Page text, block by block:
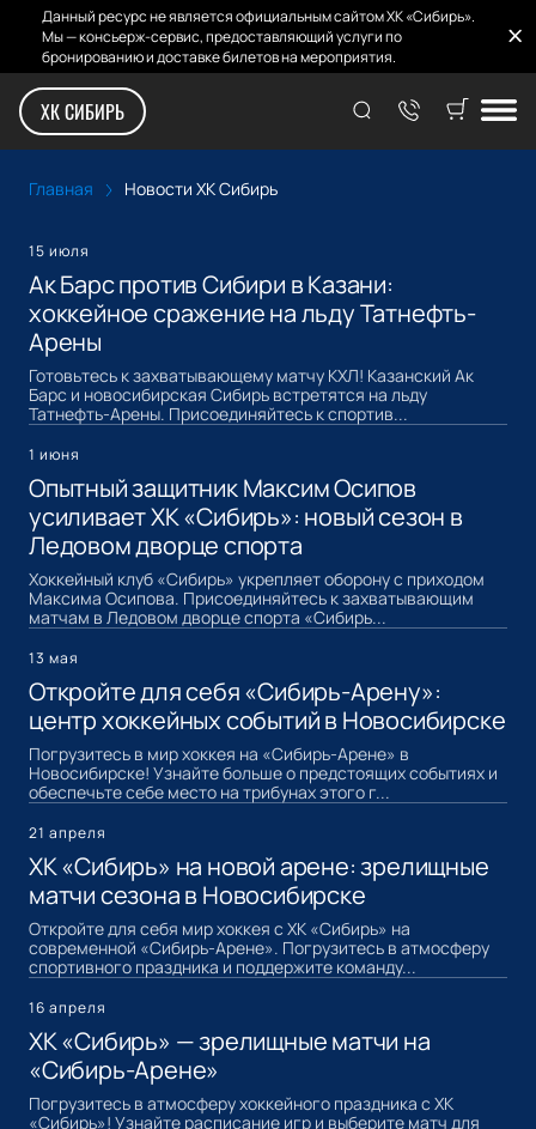
Данный ресурс не является официальным сайтом ХК «Сибирь».
Мы — консьерж-сервис, предоставляющий услуги по
бронированию и доставке билетов на мероприятия.
ХК СИБИРЬНовости ХК Сибирь
Главная Новости ХК Сибирь
15 июля
Ак Барс против Сибири в Казани:
хоккейное сражение на льду Татнефть-
Арены
Готовьтесь к захватывающему матчу КХЛ! Казанский Ак
Барс и новосибирская Сибирь встретятся на льду
Татнефть-Арены. Присоединяйтесь к спортив...
1 июня
Опытный защитник Максим Осипов
усиливает ХК «Сибирь»: новый сезон в
Ледовом дворце спорта
Хоккейный клуб «Сибирь» укрепляет оборону с приходом
Максима Осипова. Присоединяйтесь к захватывающим
матчам в Ледовом дворце спорта «Сибирь...
13 мая
Откройте для себя «Сибирь-Арену»:
центр хоккейных событий в Новосибирске
Погрузитесь в мир хоккея на «Сибирь-Арене» в
Новосибирске! Узнайте больше о предстоящих событиях и
обеспечьте себе место на трибунах этого г...
21 апреля
ХК «Сибирь» на новой арене: зрелищные
матчи сезона в Новосибирске
Откройте для себя мир хоккея с ХК «Сибирь» на
современной «Сибирь-Арене». Погрузитесь в атмосферу
спортивного праздника и поддержите команду...
16 апреля
ХК «Сибирь» — зрелищные матчи на
«Сибирь-Арене»
Погрузитесь в атмосферу хоккейного праздника с ХК
«Сибирь»! Узнайте расписание игр и выберите матч для